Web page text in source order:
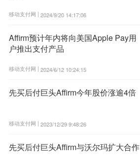
移动支付网 | 2024/9/20 14:17:06
Affirm预计年内将向美国Apple Pay用
户推出支付产品
移动支付网 | 2024/6/12 10:24:15
先买后付巨头Affirm今年股价涨逾4倍
移动支付网 | 2023/12/29 9:48:26
先买后付巨头Affirm与沃尔玛扩大合作